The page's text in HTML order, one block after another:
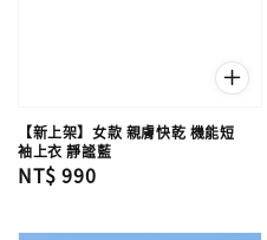
【新上架】女款 親膚快乾 機能短
袖上衣 靜謐藍
Regular
NT$ 990